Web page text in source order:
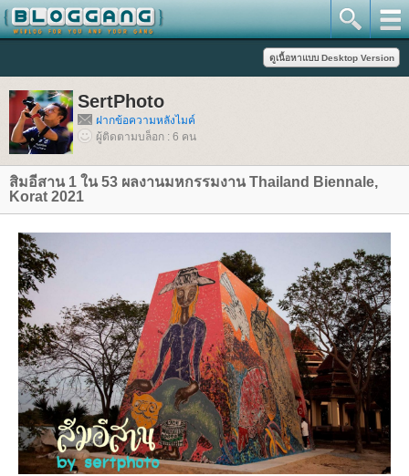
SertPhoto
ฝากข้อความหลังไมค์
ผู้ติดตามบล็อก : 6 คน
สิมอีสาน 1 ใน 53 ผลงานมหกรรมงาน Thailand Biennale,
Korat 2021